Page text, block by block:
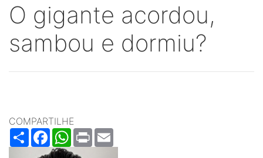
O gigante acordou,
sambou e dormiu?
COMPARTILHE
ShareFacebookWhatsApp
Print